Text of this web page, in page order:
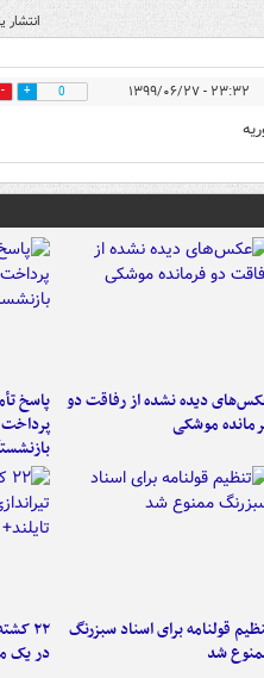
انتشار
۲۳:۳۲ - ۱۳۹۹/۰۶/۲۷ 0
دیده نشده از رفاقت دو
موشکی
پاسخ
قولنامه برای اسناد سبزرنگ
شد
۲۲
در یک